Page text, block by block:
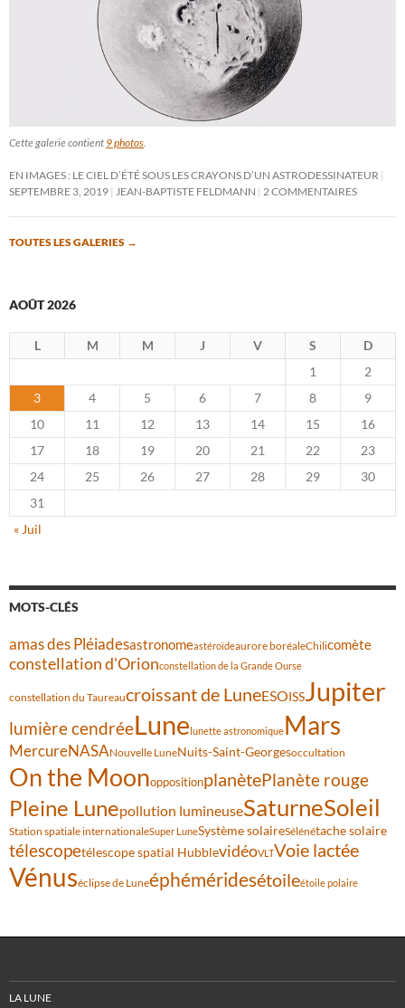
Cette galerie contient 9 photos
EN IMAGES : LE CIEL D’ÉTÉ SOUS LES CRAYONS D’UN ASTRODESSINATEUR
SEPTEMBRE 3, 2019
JEAN-BAPTISTE FELDMANN 2 COMMENTAIRES
TOUTES LES GALERIES →
AOÛT 2026
L M M J V S
D
1
2
3
4 5 6 7 8
9
10
11 12 13 14 15
16
17
18 19 20 21 22
23
24
25 26 27 28 29
30
31
« Juil
MOTS-CLÉS
amas des Pléiadesastronomeastéroïdeaurore boréaleChilicomète
constellation d'Orionconstellation de la Grande Ourse
constellation du Taureaucroissant de LuneESOISSJupiter
lumière cendréeLunelunette astronomiqueMars
MercureNASANouvelle LuneNuits-Saint-Georgesoccultation
On the MoonoppositionplanètePlanète rouge
Pleine Lunepollution lumineuseSaturneSoleil
Station spatiale internationaleSuper LuneSystème solaireSélénétache solaire
télescopetélescope spatial HubblevidéoVLTVoie lactée
Vénuséclipse de Luneéphéméridesétoileétoile polaire
LA LUNE